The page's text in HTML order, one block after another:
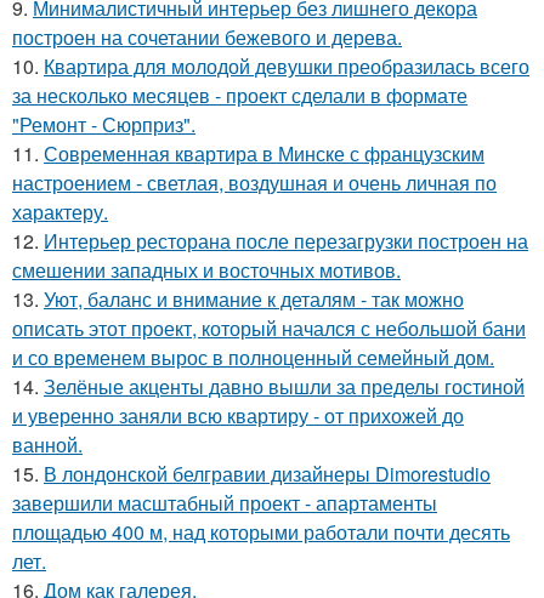
9. Минималистичный интерьер без лишнего декора
построен на сочетании бежевого и дерева.
10. Квартира для молодой девушки преобразилась всего
за несколько месяцев - проект сделали в формате
"Ремонт - Сюрприз".
11. Современная квартира в Минске с французским
настроением - светлая, воздушная и очень личная по
характеру.
12. Интерьер ресторана после перезагрузки построен на
смешении западных и восточных мотивов.
13. Уют, баланс и внимание к деталям - так можно
описать этот проект, который начался с небольшой бани
и со временем вырос в полноценный семейный дом.
14. Зелёные акценты давно вышли за пределы гостиной
и уверенно заняли всю квартиру - от прихожей до
ванной.
15. В лондонской белгравии дизайнеры Dimorestudio
завершили масштабный проект - апартаменты
площадью 400 м, над которыми работали почти десять
лет.
16. Дом как галерея.